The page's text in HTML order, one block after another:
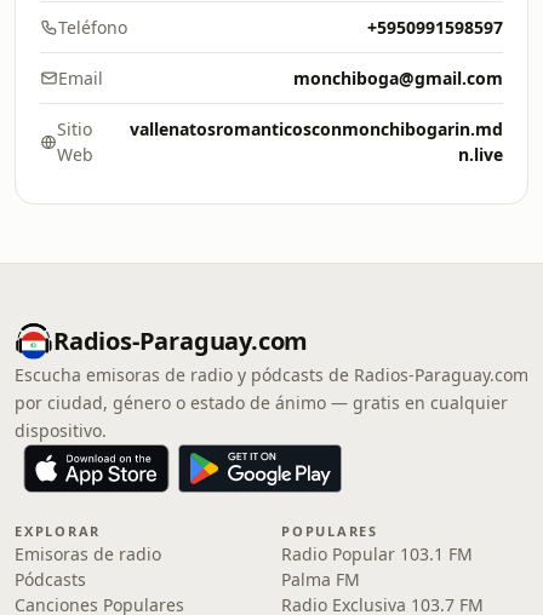
Teléfono +5950991598597
Email monchiboga@gmail.com
Sitio
Web
vallenatosromanticosconmonchibogarin.md
n.live
Radios-Paraguay.com
Escucha emisoras de radio y pódcasts de Radios-Paraguay.com
por ciudad, género o estado de ánimo — gratis en cualquier
dispositivo.
EXPLORAR
Emisoras de radio
Pódcasts
Canciones Populares
POPULARES
Radio Popular 103.1 FM
Palma FM
Radio Exclusiva 103.7 FM